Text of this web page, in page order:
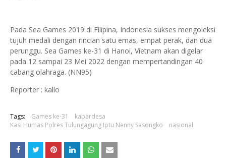
Pada Sea Games 2019 di Filipina, Indonesia sukses mengoleksi
tujuh medali dengan rincian satu emas, empat perak, dan dua
perunggu. Sea Games ke-31 di Hanoi, Vietnam akan digelar
pada 12 sampai 23 Mei 2022 dengan mempertandingan 40
cabang olahraga. (NN95)
Reporter : kallo
Tags: Games ke-31
kabardesa
Kasi Humas Polres Tulungagung Iptu Nenny Sasongko
nasional